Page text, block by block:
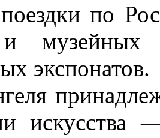
по
и музейных
экспонатов.
искусства